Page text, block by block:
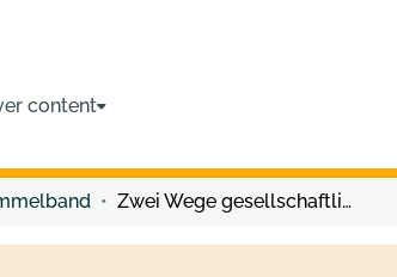
content
Zwei Wege gesellschaftlicher Modernisierung